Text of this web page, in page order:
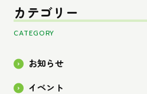
カテゴリー
CATEGORY
お知らせ
イベント